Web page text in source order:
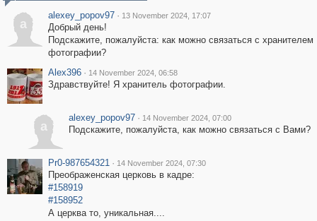
a
alexey_popov97 · 13 November 2024, 17:07
Добрый день!
Подскажите, пожалуйста: как можно связаться с хранителем
фотографии?
Alex396 · 14 November 2024, 06:58
Здравствуйте! Я хранитель фотографии.
a
alexey_popov97 · 14 November 2024, 07:00
Подскажите, пожалуйста, как можно связаться с Вами?
Pr0-987654321 · 14 November 2024, 07:30
Преображенская церковь в кадре:
#158919
#158952
А церква то, уникальная....